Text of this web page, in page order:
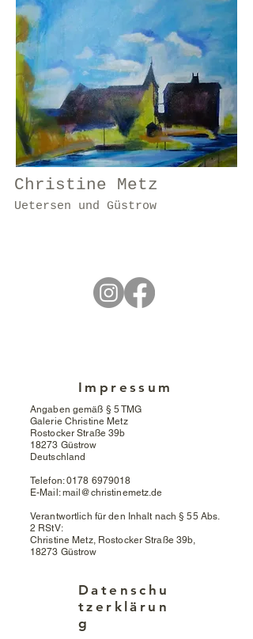
Christine Metz
Uetersen und Güstrow
Impressum
Angaben gemäß § 5 TMG
Galerie Christine Metz
Rostocker Straße 39b
18273 Güstrow
Deutschland
Telefon: 0178 6979018
E-Mail: mail@christinemetz.de
Verantwortlich für den Inhalt nach § 55 Abs.
2 RStV:
Christine Metz, Rostocker Straße 39b,
18273 Güstrow
Datenschu
tzerklärun
g